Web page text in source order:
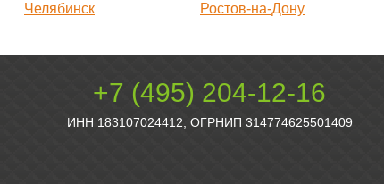
Челябинск
Ростов-на-Дону
+7 (495) 204-12-16
ИНН 183107024412, ОГРНИП 314774625501409